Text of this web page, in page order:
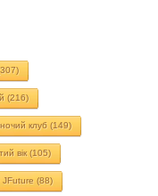
(216)
клуб (149)
вік(105)
JFuture (88)